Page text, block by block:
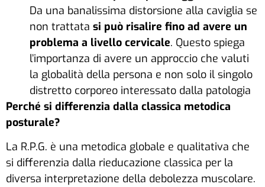
Da una banalissima distorsione alla caviglia se
non trattata si può risalire fino ad avere un
problema a livello cervicale. Questo spiega
l’importanza di avere un approccio che valuti
la globalità della persona e non solo il singolo
distretto corporeo interessato dalla patologia
Perché si differenzia dalla classica metodica
posturale?
La R.P.G. è una metodica globale e qualitativa che
si differenzia dalla rieducazione classica per la
diversa interpretazione della debolezza muscolare.